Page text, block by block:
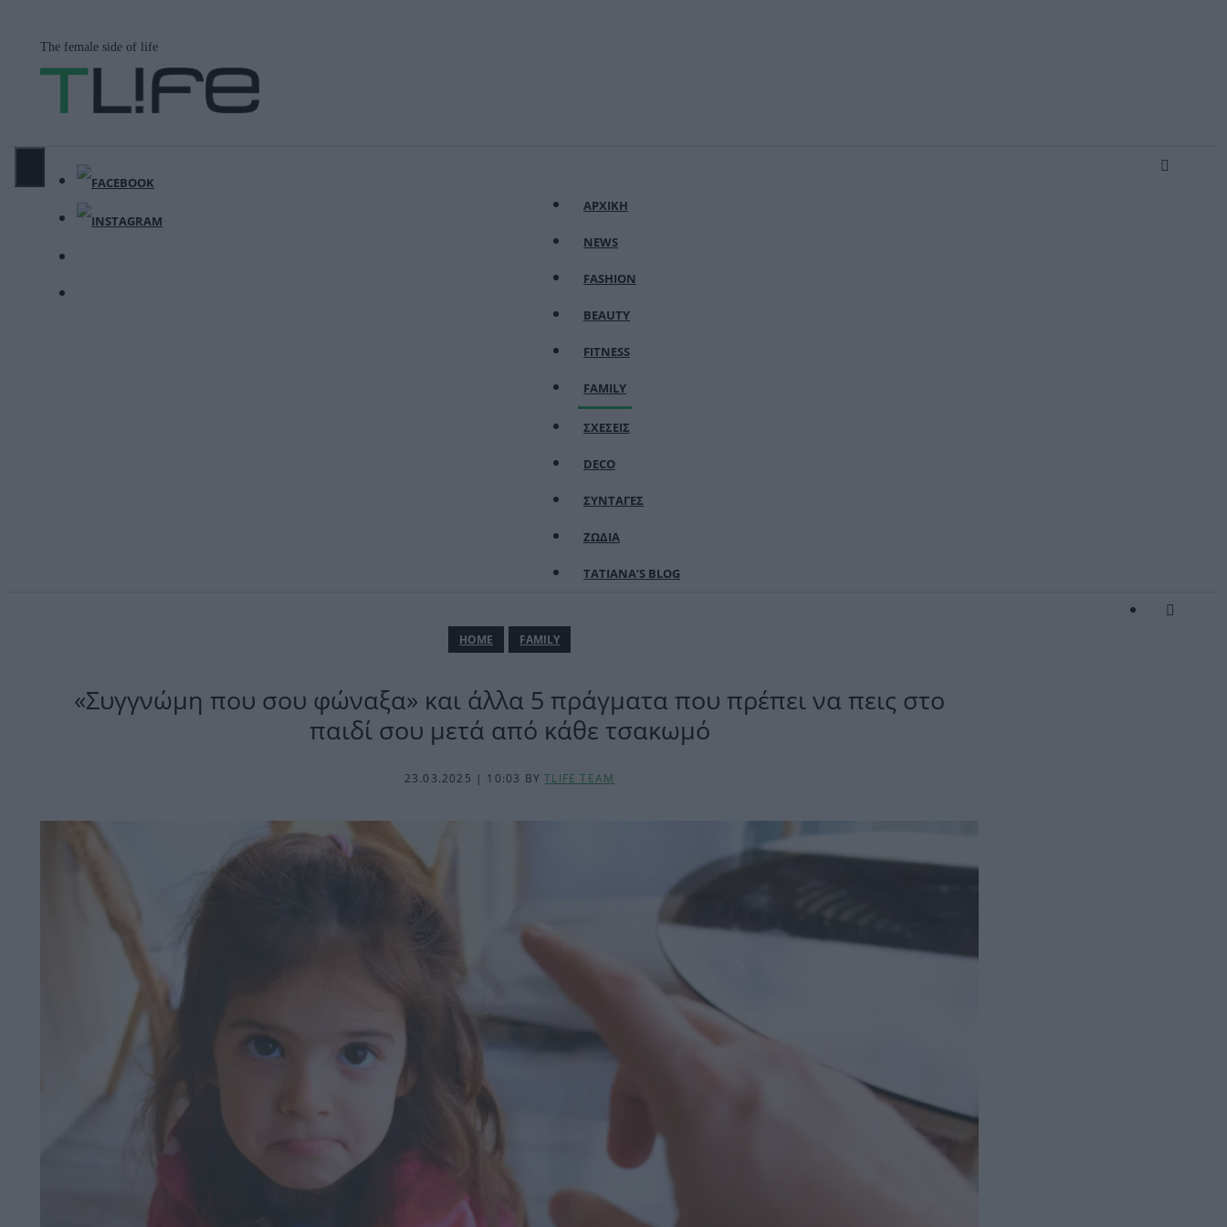
περιεχόμενο
The female side of life
ΑΡΧΙΚΗ
NEWS
FASHION
BEAUTY
FITNESS
FAMILY
ΣΧΕΣΕΙΣ
DECO
ΣΥΝΤΑΓΕΣ
ΖΩΔΙΑ
TATIANA’S BLOG
ΗΟΜΕ FAMILY
«Συγγνώμη που σου φώναξα» και άλλα 5 πράγματα που πρέπει να πεις στο
παιδί σου μετά από κάθε τσακωμό
23.03.2025 | 10:03 BYTLIFE TEAM